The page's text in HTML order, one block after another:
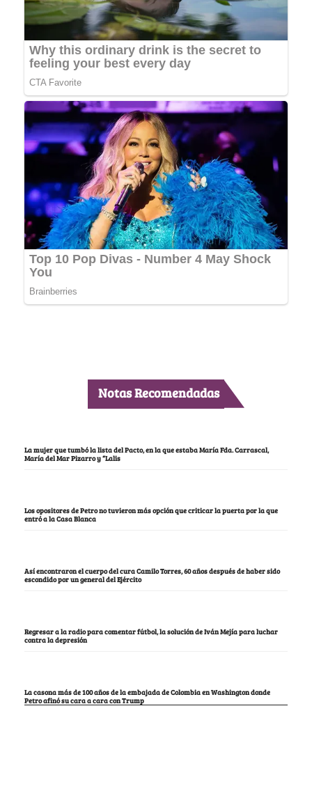
Notas Recomendadas
La mujer que tumbó la lista del Pacto, en la que estaba María Fda. Carrascal,
María del Mar Pizarro y “Lalis
Los opositores de Petro no tuvieron más opción que criticar la puerta por la que
entró a la Casa Blanca
Así encontraron el cuerpo del cura Camilo Torres, 60 años después de haber sido
escondido por un general del Ejército
Regresar a la radio para comentar fútbol, la solución de Iván Mejía para luchar
contra la depresión
La casona más de 100 años de la embajada de Colombia en Washington donde
Petro afinó su cara a cara con Trump